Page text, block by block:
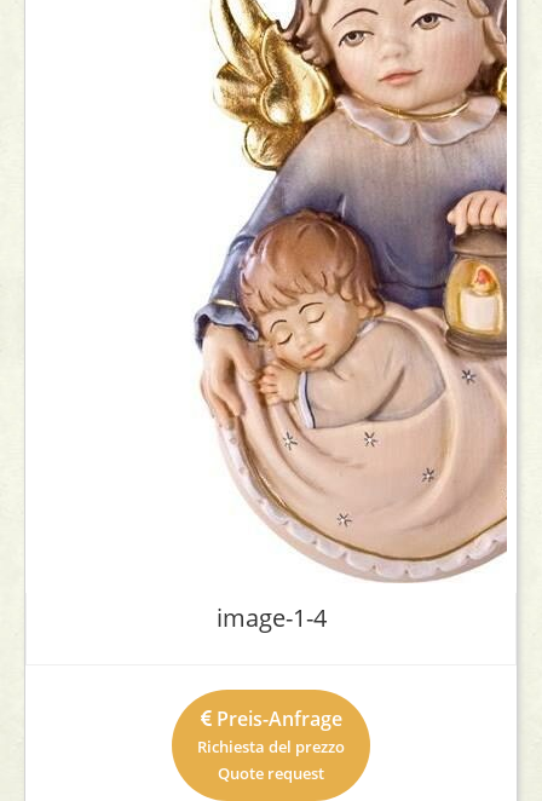
image-1-4
Preis-Anfrage
Richiesta del prezzo
Quote request